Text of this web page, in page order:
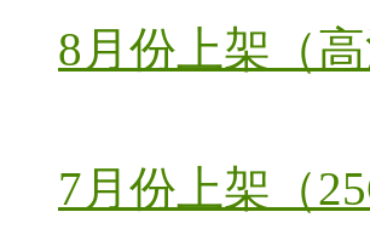
8月份上架（
7月份上架（